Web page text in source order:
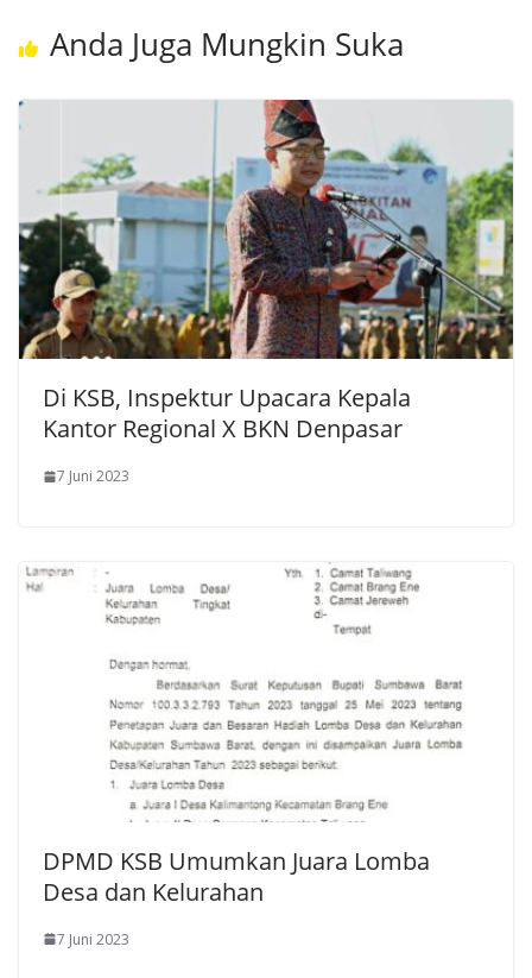
Anda Juga Mungkin Suka
Di KSB, Inspektur Upacara Kepala
Kantor Regional X BKN Denpasar
7 Juni 2023
DPMD KSB Umumkan Juara Lomba
Desa dan Kelurahan
7 Juni 2023